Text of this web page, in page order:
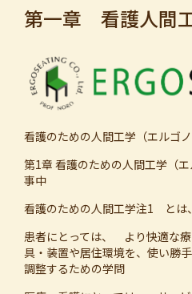
第一章 看護人間
看護のための人間工学（エルゴ
第1章 看護のための人間工学
事中
看護のための人間工学注1 とは、
患者にとっては、 より快適な
具・装置や居住環境を、使い勝
調整するための学問